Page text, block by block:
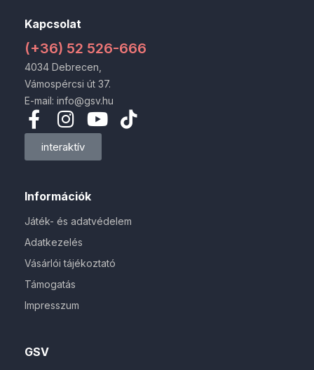
GSV
Információk
Játék- és adatvédelem
Adatkezelés
Vásárlói tájékoztató
Támogatás
Impresszum
Kapcsolat
(+36) 52 526-666
4034 Debrecen,
Vámospércsi út 37.
E-mail: info@gsv.hu
interaktív